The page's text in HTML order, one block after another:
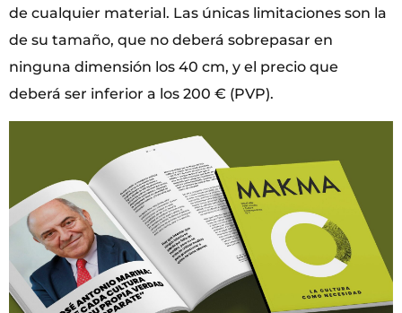
de cualquier material. Las únicas limitaciones son la
de su tamaño, que no deberá sobrepasar en
ninguna dimensión los 40 cm, y el precio que
deberá ser inferior a los 200 € (PVP).